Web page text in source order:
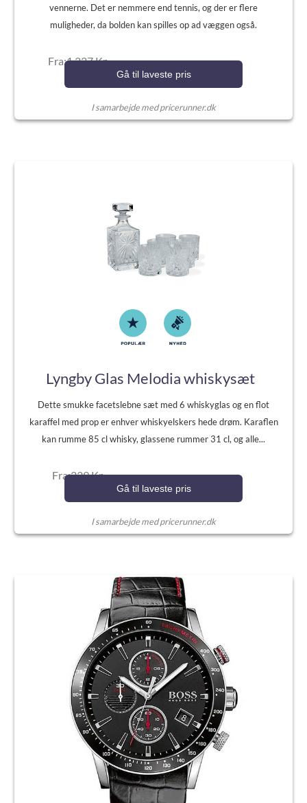
vennerne. Det er nemmere end tennis, og der er flere
muligheder, da bolden kan spilles op ad væggen også.
Fra:1.227 Kr.
Gå til laveste pris
I samarbejde med pricerunner.dk
Lyngby Glas Melodia whiskysæt
Dette smukke facetslebne sæt med 6 whiskyglas og en flot
karaffel med prop er enhver whiskyelskers hede drøm. Karaflen
kan rumme 85 cl whisky, glassene rummer 31 cl, og alle...
Fra:239 Kr.
Gå til laveste pris
I samarbejde med pricerunner.dk